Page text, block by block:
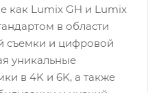
как Lumix GH и Lumix
в области
съемки и цифровой
уникальные
в 4K и 6K, а также